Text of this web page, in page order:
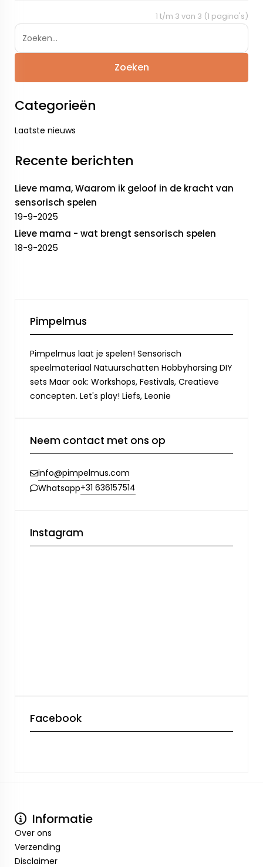
Categorieën
Laatste nieuws
Recente berichten
Lieve mama, Waarom ik geloof in de kracht van
sensorisch spelen
19-9-2025
Lieve mama - wat brengt sensorisch spelen
18-9-2025
1 t/m 3 van 3 (1 pagina's)
Pimpelmus
Pimpelmus laat je spelen! Sensorisch
speelmateriaal Natuurschatten Hobbyhorsing DIY
sets Maar ook: Workshops, Festivals, Creatieve
concepten. Let's play! Liefs, Leonie
Neem contact met ons op
info@pimpelmus.com
Whatsapp+31 636157514
Instagram
Facebook
Informatie
Over ons
Verzending
Disclaimer